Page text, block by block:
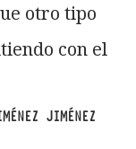
otro tipo
con el
JIMÉNEZ